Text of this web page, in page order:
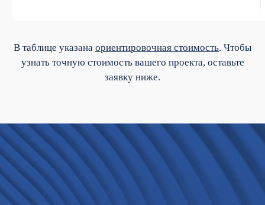
В таблице указана ориентировочная стоимость. Чтобы
узнать точную стоимость вашего проекта, оставьте
заявку ниже.